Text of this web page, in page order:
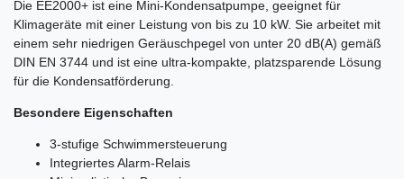
Die EE2000+ ist eine Mini-Kondensatpumpe, geeignet für
Klimageräte mit einer Leistung von bis zu 10 kW. Sie arbeitet mit
einem sehr niedrigen Geräuschpegel von unter 20 dB(A) gemäß
DIN EN 3744 und ist eine ultra-kompakte, platzsparende Lösung
für die Kondensatförderung.
Besondere Eigenschaften
3-stufige Schwimmersteuerung
Integriertes Alarm-Relais